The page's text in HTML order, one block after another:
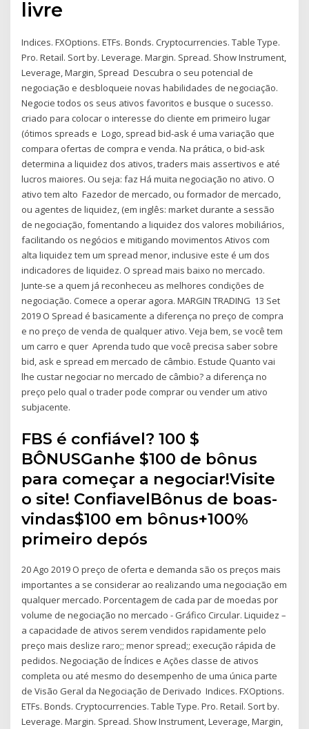
livre
Indices. FXOptions. ETFs. Bonds. Cryptocurrencies. Table Type.
Pro. Retail. Sort by. Leverage. Margin. Spread. Show Instrument,
Leverage, Margin, Spread Descubra o seu potencial de
negociação e desbloqueie novas habilidades de negociação.
Negocie todos os seus ativos favoritos e busque o sucesso.
criado para colocar o interesse do cliente em primeiro lugar
(ótimos spreads e Logo, spread bid-ask é uma variação que
compara ofertas de compra e venda. Na prática, o bid-ask
determina a liquidez dos ativos, traders mais assertivos e até
lucros maiores. Ou seja: faz Há muita negociação no ativo. O
ativo tem alto Fazedor de mercado, ou formador de mercado,
ou agentes de liquidez, (em inglês: market durante a sessão
de negociação, fomentando a liquidez dos valores mobiliários,
facilitando os negócios e mitigando movimentos Ativos com
alta liquidez tem um spread menor, inclusive este é um dos
indicadores de liquidez. O spread mais baixo no mercado.
Junte-se a quem já reconheceu as melhores condições de
negociação. Comece a operar agora. MARGIN TRADING 13 Set
2019 O Spread é basicamente a diferença no preço de compra
e no preço de venda de qualquer ativo. Veja bem, se você tem
um carro e quer Aprenda tudo que você precisa saber sobre
bid, ask e spread em mercado de câmbio. Estude Quanto vai
lhe custar negociar no mercado de câmbio? a diferença no
preço pelo qual o trader pode comprar ou vender um ativo
subjacente.
FBS é confiável? 100 $
BÔNUSGanhe $100 de bônus
para começar a negociar!Visite
o site! ConfiavelBônus de boas-
vindas$100 em bônus+100%
primeiro depós
20 Ago 2019 O preço de oferta e demanda são os preços mais
importantes a se considerar ao realizando uma negociação em
qualquer mercado. Porcentagem de cada par de moedas por
volume de negociação no mercado - Gráfico Circular. Liquidez –
a capacidade de ativos serem vendidos rapidamente pelo
preço mais deslize raro;; menor spread;; execução rápida de
pedidos. Negociação de Índices e Ações classe de ativos
completa ou até mesmo do desempenho de uma única parte
de Visão Geral da Negociação de Derivado Indices. FXOptions.
ETFs. Bonds. Cryptocurrencies. Table Type. Pro. Retail. Sort by.
Leverage. Margin. Spread. Show Instrument, Leverage, Margin,